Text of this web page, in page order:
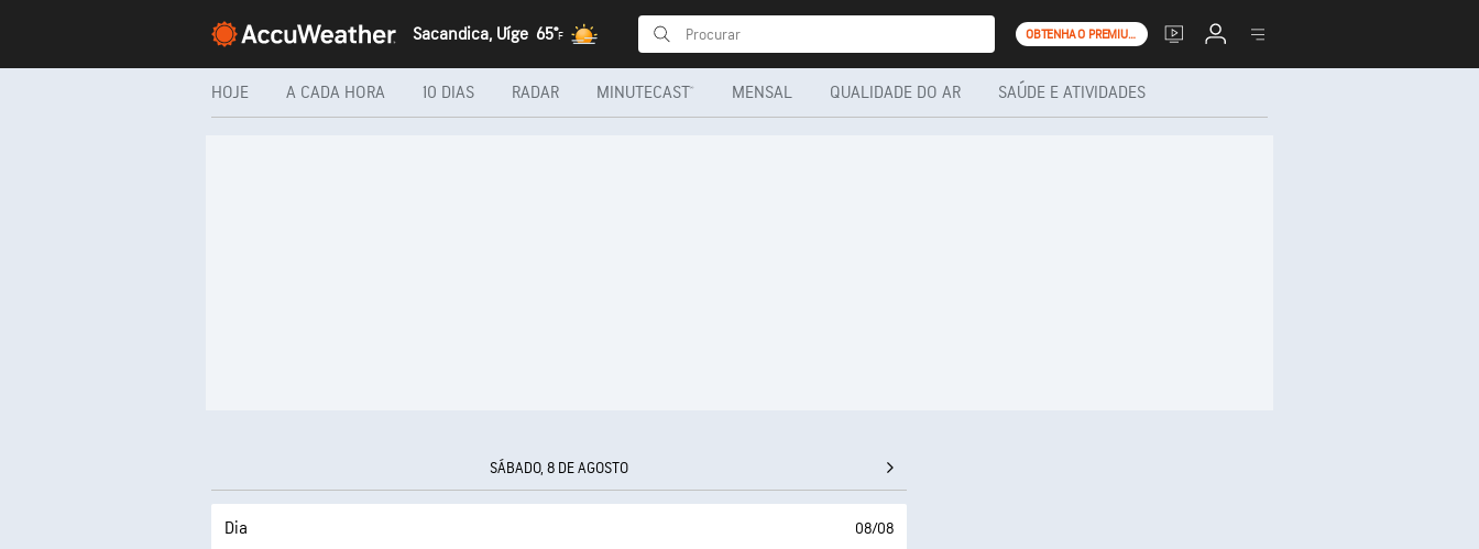
Sacandica, Uíge 65°F OBTENHA O PREMIUM+
HOJE A CADA HORA 10 DIAS RADAR MINUTECAST® MENSAL QUALIDADE DO AR SAÚDE E ATIVIDADES
SÁBADO, 8 DE AGOSTO
Dia 08/08